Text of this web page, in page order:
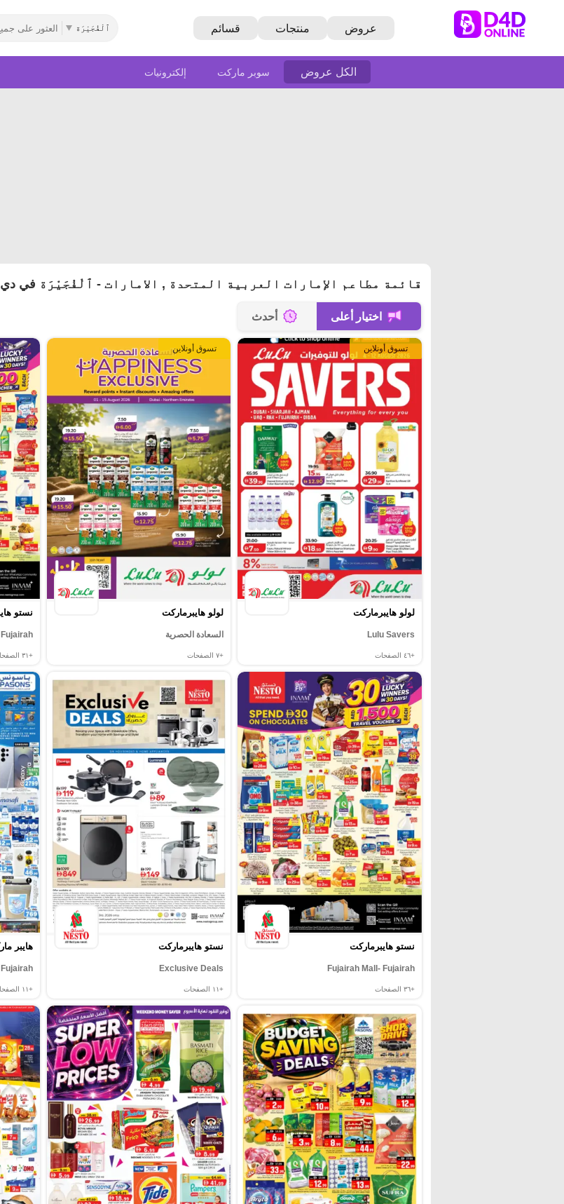
عروض منتجات قسائم ٱلْفُجَيْرَة‎
الكل عروض سوبر ماركت إلكترونيات
قائمة مطاعم الإمارات العربية المتحدة , الامارات - ٱلْفُجَيْرَة‎ في دي٤دي
اختيار أعلى أحدث
تسوق أونلاين
لولو هايبرماركت
Lulu Savers
+٤٦ الصفحات
تسوق أونلاين
لولو هايبرماركت
السعادة الحصرية
+٧ الصفحات
نستو
+٣١
نستو هايبرماركت
Fujairah Mall- Fujairah
+٣٦ الصفحات
نستو هايبرماركت
Exclusive Deals
+١١ الصفحات
هايبر
+١١